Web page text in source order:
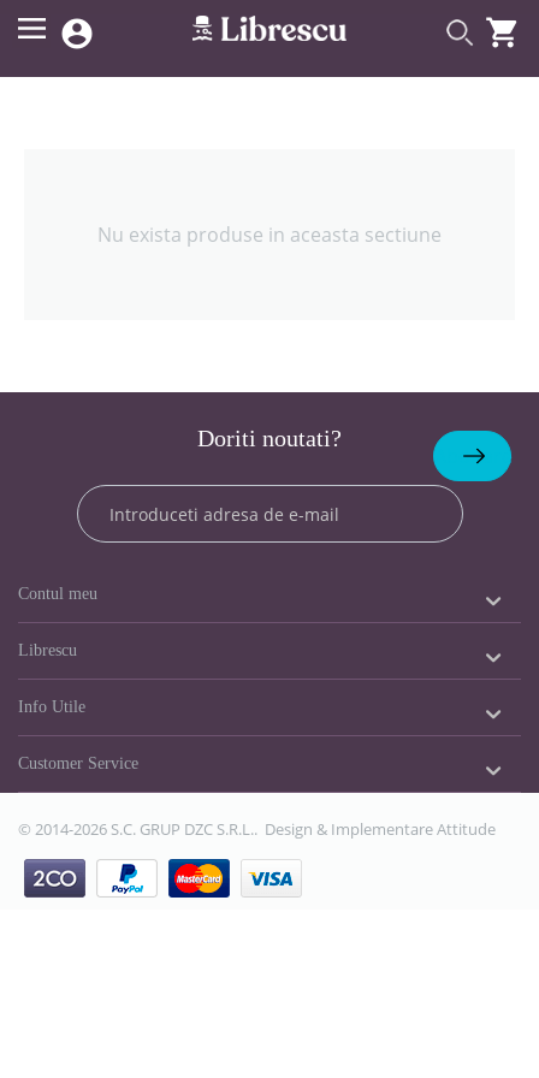
 
Nu exista produse in aceasta sectiune
Doriti noutati?
Abonare
Contul meu
Librescu
Info Utile
Customer Service
© 2014-2026 S.C. GRUP DZC S.R.L.. Design & ImplementareAttitude